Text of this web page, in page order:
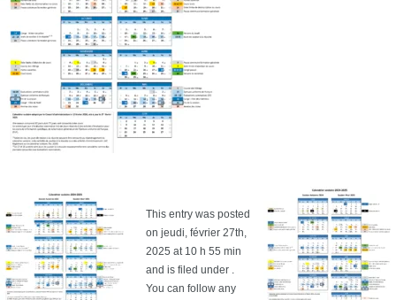
This entry was posted
on jeudi, février 27th,
2025 at 10 h 55 min
and is filed under .
You can follow any